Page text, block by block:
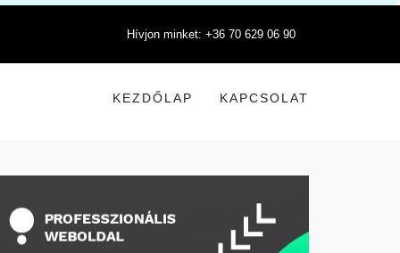
Hívjon minket: +36 70 629 06 90
KEZDŐLAP KAPCSOLAT